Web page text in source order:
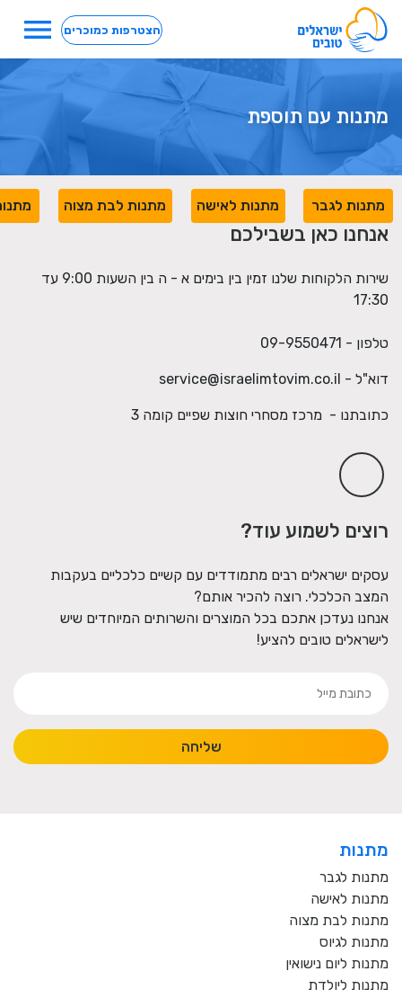
הצטרפות כמוכרים menu
מתנות עם תוספת
מתנות לגבר מתנות לאישה מתנות לבת מצוה
אנחנו כאן בשבילכם
שירות הלקוחות שלנו זמין בין בימים א - ה בין השעות 9:00 עד
17:30
טלפון - 09-9550471
דוא"ל - service@israelimtovim.co.il
כתובתנו - מרכז מסחרי חוצות שפיים קומה 3
רוצים לשמוע עוד?
עסקים ישראלים רבים מתמודדים עם קשיים כלכליים בעקבות
המצב הכלכלי. רוצה להכיר אותם?
אנחנו נעדכן אתכם בכל המוצרים והשרותים המיוחדים שיש
לישראלים טובים להציע!
שליחה
מתנות
מתנות לגבר
מתנות לאישה
מתנות לבת מצוה
מתנות לגיוס
מתנות ליום נישואין
מתנות ליולדת